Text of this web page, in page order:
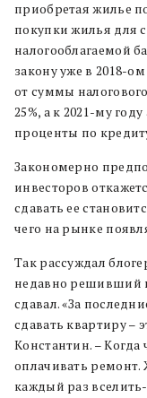
приобретая жилье
покупки жилья для
налогооблагаемой
закону уже в 2018-
от суммы
25%, а к 2021-му
проценты по
Закономерно
инвесторов
сдавать ее
чего на рынке
Так рассуждал
недавно решивший
сдавал.«За
сдавать квартиру–
Константин. –Когда
оплачивать
каждый раз